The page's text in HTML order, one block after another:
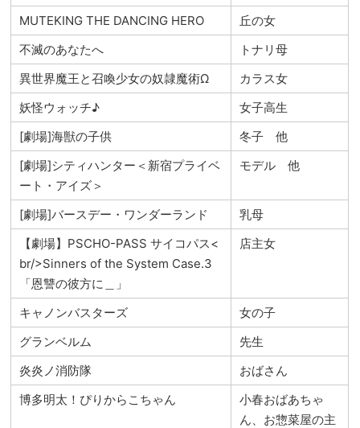
MUTEKING THE DANCING HERO
丘の女
不滅のあなたへ
トナリ母
異世界魔王と召喚少女の奴隷魔術Ω
カラス女
妖怪ウォッチ♪
女子高生
[劇場]海獣の子供
冬子 他
[劇場]シティハンター＜新宿プライベ
ート・アイズ＞
モデル 他
[劇場]バースデー・ワンダーランド
乳母
【劇場】PSCHO-PASS サイコパス<
br/>Sinners of the System Case.3
「恩讐の彼方に＿」
店主女
キャノンバスターズ
女の子
グランベルム
先生
炎炎ノ消防隊
おばさん
博多明太！ぴりからこちゃん
小春おばあちゃ
ん、お惣菜屋の主